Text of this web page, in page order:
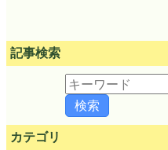
記事検索
カテゴリ